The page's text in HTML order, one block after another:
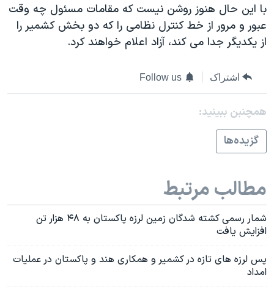
با اين حال هنوز روشن نيست که مقامات مسئول چه وقت
عبور و مرور از خط کنترل نظامی را که دو بخش کشمير را
از يکديگر جدا می کند، آزاد اعلام خواهند کرد.
اشتراک Follow us
همچنبن ببینید:
گزيده‌ها
مطالب مرتبط
شمار رسمی کشته شدگان زمين لرزه پاکستان به ۴۸ هزار تن
افزايش يافت
پس لرزه های تازه در کشمير و همکاری هند و پاکستان در عمليات
امداد